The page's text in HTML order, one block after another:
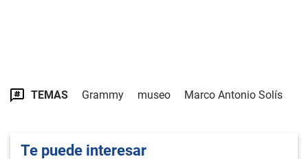
TEMAS Grammy museo Marco Antonio Solís
Te puede interesar